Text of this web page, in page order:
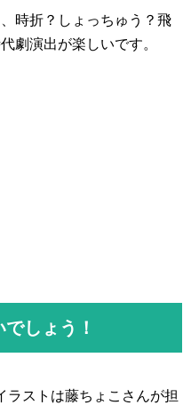
時折？しょっちゅう？飛
劇演出が楽しいです。
しょう！
ラストは藤ちょこさんが担